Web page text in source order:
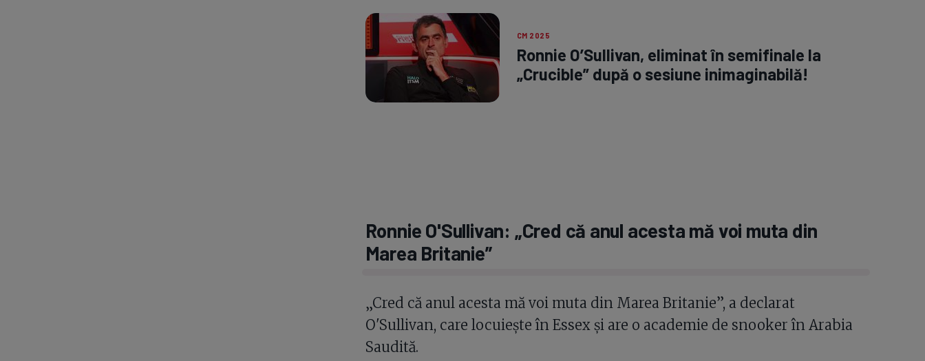
CM 2025
Ronnie O’Sullivan, eliminat în semifinale la
„Crucible” după o sesiune inimaginabilă!
Ronnie O'Sullivan: „Cred că anul acesta mă voi muta din
Marea Britanie”
„Cred că anul acesta mă voi muta din Marea Britanie”, a declarat
O'Sullivan, care locuiește în Essex și are o academie de snooker în Arabia
Saudită.